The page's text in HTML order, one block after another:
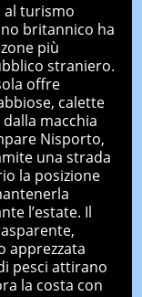
al turismo
britannico ha
più
straniero.
offre
calette
macchia
Nisporto,
una strada
la posizione
l’estate. Il
apprezzata
pesci attirano
la costa con